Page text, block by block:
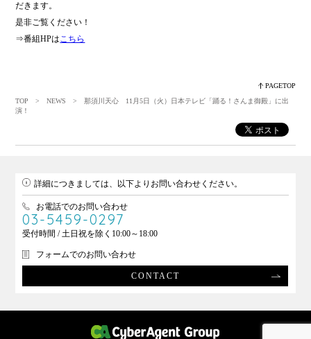
だきます。
是非ご覧ください！
⇒番組HPはこちら
PAGETOP
TOP
>NEWS
> 那須川天心 11月5日（火）日本テレビ「踊る！さんま御殿」に出
演！
詳細につきましては、以下よりお問い合わせください。
お電話でのお問い合わせ
03-5459-0297
受付時間 / 土日祝を除く10:00～18:00
フォームでのお問い合わせ
CONTACT